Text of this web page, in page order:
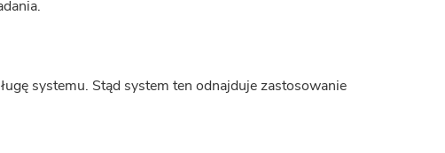
systemu. Stąd system ten odnajduje zastosowanie